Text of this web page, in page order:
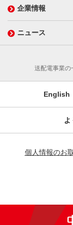
企業情報
ニュース
送配電事業の
English
個人情報のお